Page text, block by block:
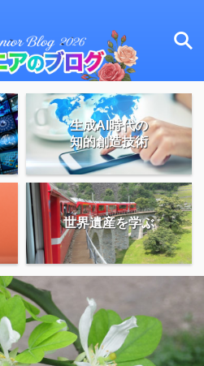
生成AI時代の
知的創造技術
世界遺産を学ぶ